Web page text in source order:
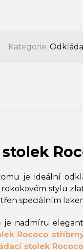
Kategorie:
je ideální
stylu
speciálním
je nadmíru
Rococo
stolek Rococo